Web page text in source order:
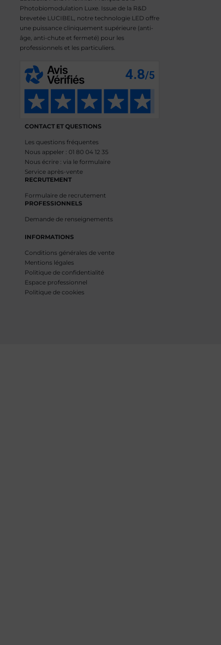
Photobiomodulation Luxe. Issue de la R&D
brevetée LUCIBEL, notre technologie LED offre
une puissance cliniquement supérieure (anti-
âge, anti-chute et fermeté) pour les
professionnels et les particuliers.
CONTACT ET QUESTIONS
Les questions fréquentes
Nous appeler : 01 80 04 12 35
Nous écrire : via le formulaire
Service après-vente
RECRUTEMENT
Formulaire de recrutement
PROFESSIONNELS
Demande de renseignements
INFORMATIONS
Conditions générales de vente
Mentions légales
Politique de confidentialité
Espace professionnel
Politique de cookies